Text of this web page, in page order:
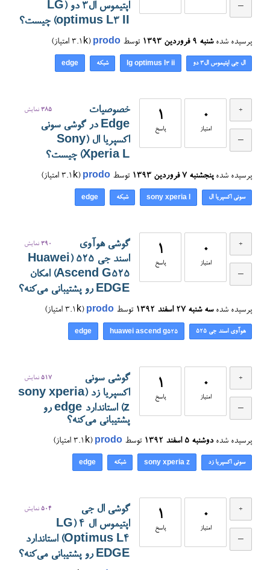
اپتیموس ال۳ دو (LG
optimus L3 II) چیست؟
پرسیده شده شنبه ۹ فروردین ۱۳۹۳ توسط prodo
(
3.1k امتیاز)
ال جی اپتیموس ال۳ دو lg optimus l3 ii شبکه edge
0
امتیاز
1
پاسخ
385 نمایش
خصوصیات
Edge در گوشی سونی
اکسپریا ال (Sony
Xperia L) چیست؟
پرسیده شده پنجشنبه ۷ فروردین ۱۳۹۳ توسط prodo
(
3.1k امتیاز)
سونی اکسپریا ال sony xperia l شبکه edge
0
امتیاز
1
پاسخ
390 نمایش
گوشی هوآوی
اسند جی ۵۲۵ (Huawei
Ascend G525) امکان
EDGE رو پشتیبانی می‌کنه؟
پرسیده شده سه شنبه ۲۷ اسفند ۱۳۹۲ توسط prodo
(
3.1k امتیاز)
هوآوی اسند جی ۵۲۵ huawei ascend g525
edge
0
امتیاز
1
پاسخ
517 نمایش
گوشی سونی
اکسپریا زد (sony xperia
z) استاندارد edge رو
پشتیبانی می‌کنه؟
پرسیده شده دوشنبه ۵ اسفند ۱۳۹۲ توسط prodo
(
3.1k امتیاز)
سونی اکسپریا زد sony xperia z شبکه edge
0
امتیاز
1
پاسخ
504 نمایش
گوشی ال جی
اپتیموس ال ۴ (LG
Optimus L4) استاندارد
EDGE رو پشتیبانی می‌کنه؟